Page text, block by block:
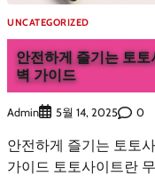
UNCATEGORIZED
안전하게 즐기는 토
벽 가이드
Admin 5월 14, 2025 0
안전하게 즐기는 토토
가이드 토토사이트란